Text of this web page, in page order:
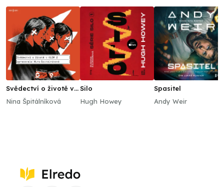
Svědectví o životě v
KLDR 2
Nina Špitálníková
Silo
Hugh Howey
Spasitel
Andy Weir